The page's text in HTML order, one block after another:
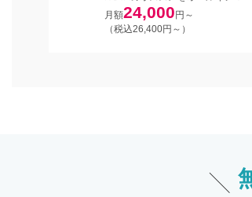
月額24,000 円～
（税込26,400円～）